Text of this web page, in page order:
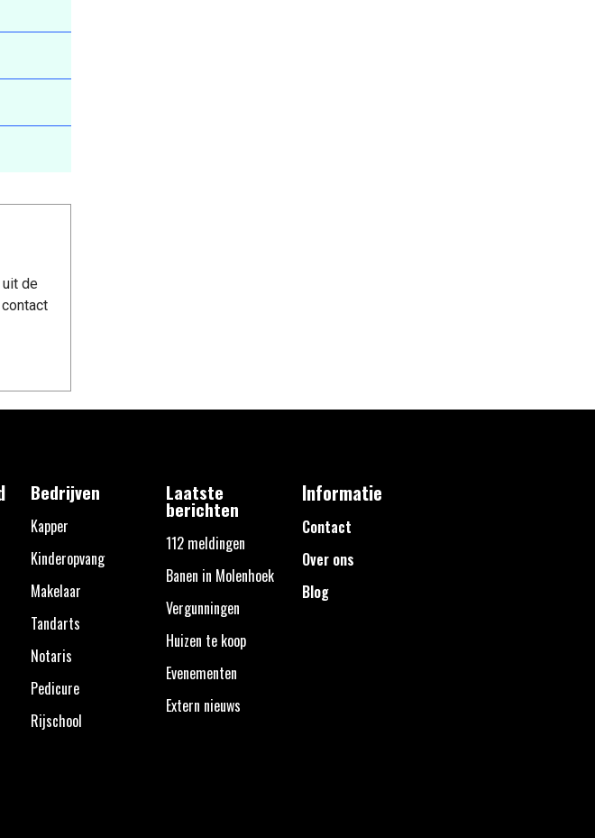
uit de
Bedrijven
Kapper
Kinderopvang
Makelaar
Tandarts
Notaris
Pedicure
Rijschool
Laatste
berichten
112 meldingen
Banen in Molenhoek
Vergunningen
Huizen te koop
Evenementen
Extern nieuws
Informatie
Contact
Over ons
Blog